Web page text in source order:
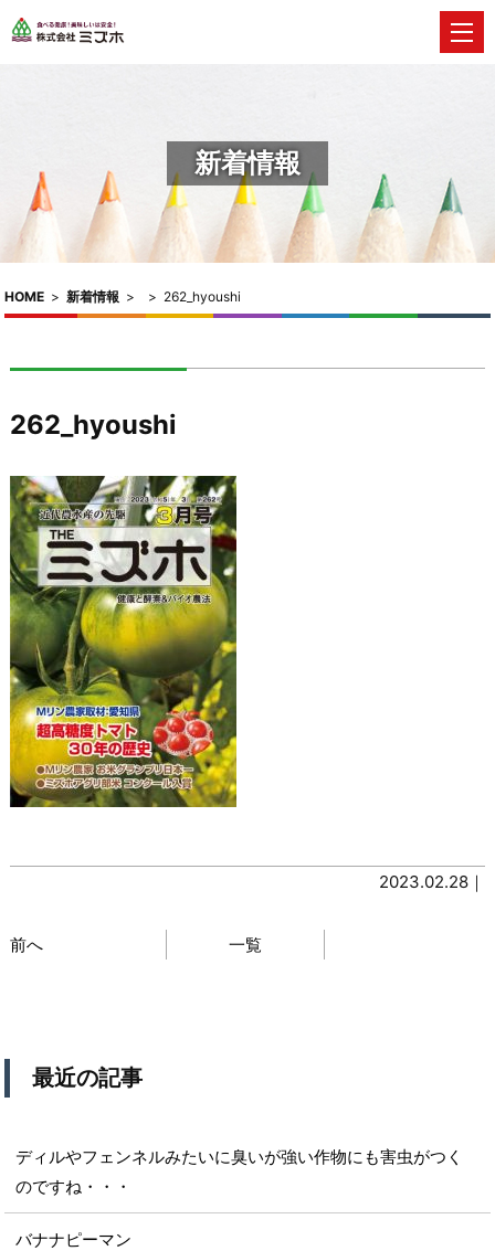
新着情報
HOME > 新着情報 > > 262_hyoushi
262_hyoushi
2023.02.28｜
前へ 一覧
最近の記事
ディルやフェンネルみたいに臭いが強い作物にも害虫がつく
のですね・・・
バナナピーマン